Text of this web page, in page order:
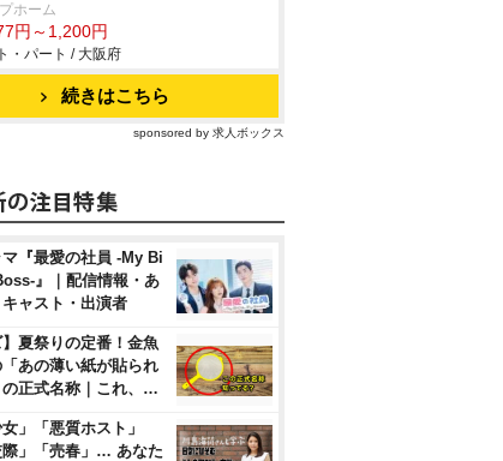
ホーム
円～1,200円
・パート / 大阪府
続きはこちら
sponsored by 求人ボックス
『最愛の社員 -My Bi
』｜配信情報・あ
キャスト・出演者
】夏祭りの定番！金魚
あの薄い紙が貼られ
の正式名称｜これ、…
女」「悪質ホスト」
際」「売春」… あなた